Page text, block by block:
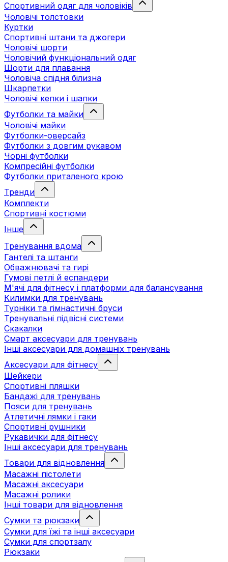
Спортивний одяг для чоловіків
Чоловічі толстовки
Куртки
Спортивні штани та джогери
Чоловічі шорти
Чоловічий функціональний одяг
Шорти для плавання
Чоловіча спідня білизна
Шкарпетки
Чоловічі кепки і шапки
Футболки та майки
Чоловічі майки
Футболки-оверсайз
Футболки з довгим рукавом
Чорні футболки
Компресійні футболки
Футболки приталеного крою
Тренди
Комплекти
Спортивні костюми
Інше
Тренування вдома
Гантелі та штанги
Обважнювачі та гирі
Гумові петлі й еспандери
М'ячі для фітнесу і платформи для балансування
Килимки для тренувань
Турніки та гімнастичні бруси
Тренувальні підвісні системи
Скакалки
Смарт аксесуари для тренувань
Інші аксесуари для домашніх тренувань
Аксесуари для фітнесу
Шейкери
Спортивні пляшки
Бандажі для тренувань
Пояси для тренувань
Атлетичні лямки і гаки
Спортивні рушники
Рукавички для фітнесу
Інші аксесуари для тренувань
Товари для відновлення
Масажні пістолети
Масажні аксесуари
Масажні ролики
Інші товари для відновлення
Сумки та рюкзаки
Сумки для їжі та інші аксесуари
Сумки для спортзалу
Рюкзаки